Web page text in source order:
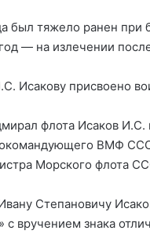
был тяжело ранен при
— на излечении
Исакову присвоено
флота Исаков
ВМФ
Морского флота
Степановичу
с вручением знака